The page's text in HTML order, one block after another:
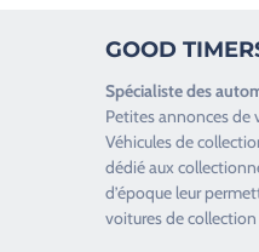
a
s
e
r
c
GOOD
Spécialiste des
Petites annonces de
Véhicules de
dédié aux
d’époque leur
voitures de